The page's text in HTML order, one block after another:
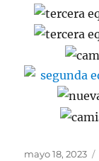
Publicado
mayo 18, 2023